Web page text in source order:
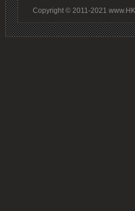
Copyright © 2011-2021